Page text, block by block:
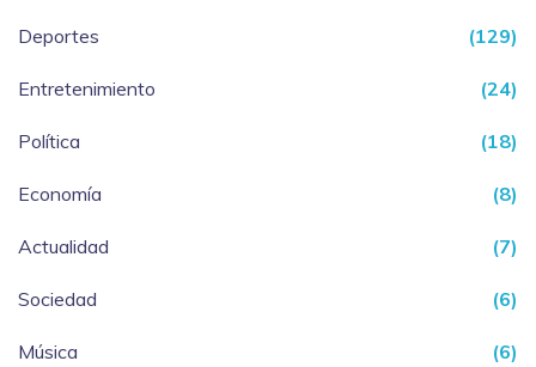
Deportes (129)
Entretenimiento (24)
Política (18)
Economía (8)
Actualidad (7)
Sociedad (6)
Música (6)